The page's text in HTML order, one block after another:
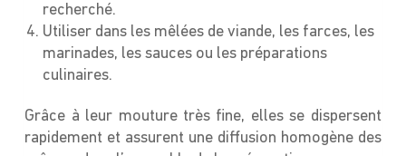
recherché.
Utiliser dans les mêlées de viande, les farces, les
marinades, les sauces ou les préparations
culinaires.
Grâce à leur mouture très fine, elles se dispersent
rapidement et assurent une diffusion homogène des